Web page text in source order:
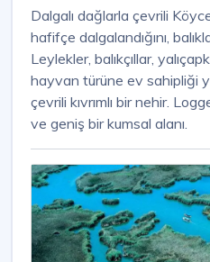
Dalgalı dağlarla çevrili
hafifçe dalgalandığını,
Leylekler, balıkçıllar,
hayvan türüne ev sahipliği
çevrili kıvrımlı bir nehir.
ve geniş bir kumsal alanı.